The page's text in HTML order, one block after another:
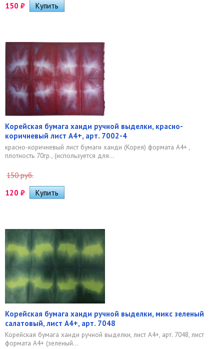
150 ₽
Корейская бумага ханди ручной выделки, красно-
коричневый лист А4+, арт. 7002-4
красно-коричневый лист бумаги ханди (Корея) формата А4+ ,
плотность 70гр., (используется для...
150 руб.
120 ₽
Корейская бумага ханди ручной выделки, микс зеленый
салатовый, лист А4+, арт. 7048
​Корейская бумага ханди ручной выделки, лист А4+, арт. 7048, лист
формата А4+ (зеленый...